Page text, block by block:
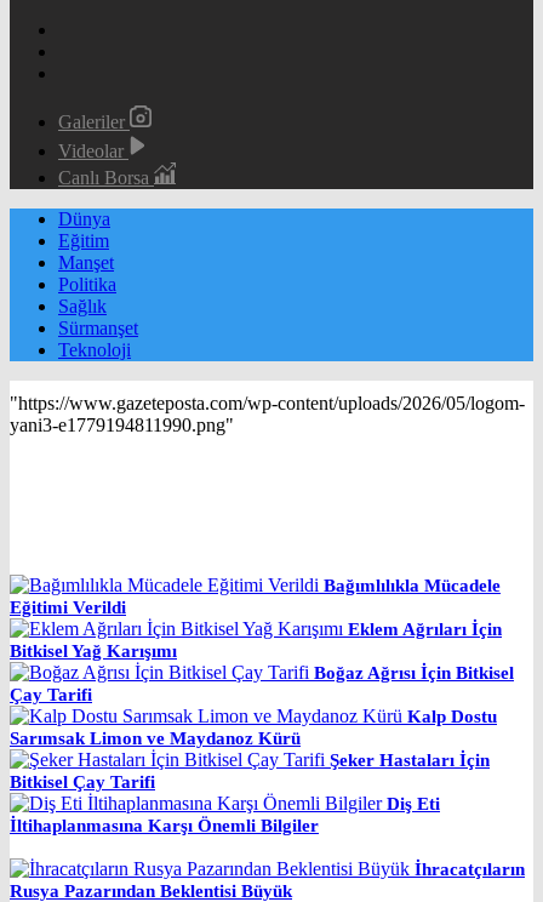
Galeriler
Videolar
Canlı Borsa
Dünya
Eğitim
Manşet
Politika
Sağlık
Sürmanşet
Teknoloji
"https://www.gazeteposta.com/wp-content/uploads/2026/05/logom-
yani3-e1779194811990.png"
Bağımlılıkla Mücadele
Eğitimi Verildi
Eklem Ağrıları İçin
Bitkisel Yağ Karışımı
Boğaz Ağrısı İçin Bitkisel
Çay Tarifi
Kalp Dostu
Sarımsak Limon ve Maydanoz Kürü
Şeker Hastaları İçin
Bitkisel Çay Tarifi
Diş Eti
İltihaplanmasına Karşı Önemli Bilgiler
İhracatçıların
Rusya Pazarından Beklentisi Büyük